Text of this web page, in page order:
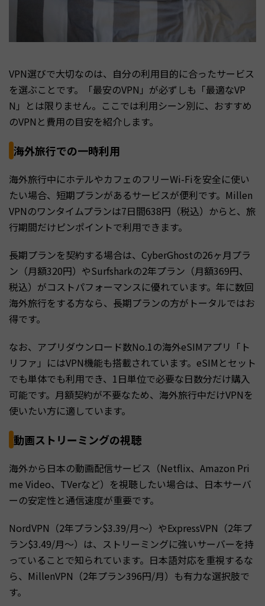
VPN選びで大切なのは、自分の利用目的に合ったサービス
を選ぶことです。「最安のVPN」が必ずしも「最適なVP
N」とは限りません。ここでは利用シーン別に、おすすめ
のVPNと費用の目安を紹介します。
海外旅行での一時利用
海外旅行中にホテルやカフェのフリーWi-Fiを安全に使い
たい場合、短期プランがあるサービスが便利です。Millen
VPNのワンタイムプランは7日間638円（税込）からと、旅
行期間だけピンポイントで利用できます。
長期プランを契約する場合は、CyberGhostの26ヶ月プラ
ン（月額320円）やSurfsharkの2年プラン（月額369円、
税込）がコストパフォーマンスに優れています。年に数回
海外旅行をする方なら、長期プランの方がトータルではお
得です。
なお、アプリダウンロード数No.1の海外eSIMアプリ「ト
リファ」にはVPN機能も搭載されています。eSIMとセット
でも単体でも利用でき、1日単位で必要な日数分だけ購入
可能です。月額契約が不要なため、海外旅行中だけVPNを
使いたい方に適しています。
動画ストリーミングの視聴
海外から日本の動画配信サービス（Netflix、Amazon Pri
me Video、TVerなど）を視聴したい場合は、日本サーバ
ーの安定性と通信速度が重要です。
NordVPN（2年プラン$3.39/月〜）やExpressVPN（2年プ
ラン$3.49/月〜）は、ストリーミングに強いサーバーを持
っていることで知られています。日本語対応を重視するな
ら、MillenVPN（2年プラン396円/月）も有力な選択肢で
す。